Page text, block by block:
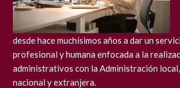
desde hace muchísimos años a dar un
profesional y humana enfocada a la
administrativos con la Administración
nacional y extranjera.